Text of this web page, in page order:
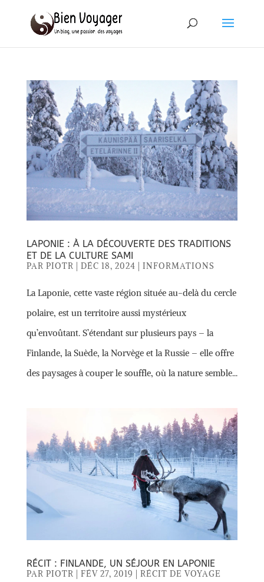
LAPONIE : À LA DÉCOUVERTE DES TRADITIONS
ET DE LA CULTURE SAMI
PAR PIOTR DÉC 18, 2024 INFORMATIONS
La Laponie, cette vaste région située au-delà du cercle
polaire, est un territoire aussi mystérieux
qu’envoûtant. S’étendant sur plusieurs pays – la
Finlande, la Suède, la Norvège et la Russie – elle offre
des paysages à couper le souffle, où la nature semble...
RÉCIT : FINLANDE, UN SÉJOUR EN LAPONIE
PAR PIOTR FÉV 27, 2019 RÉCIT DE VOYAGE